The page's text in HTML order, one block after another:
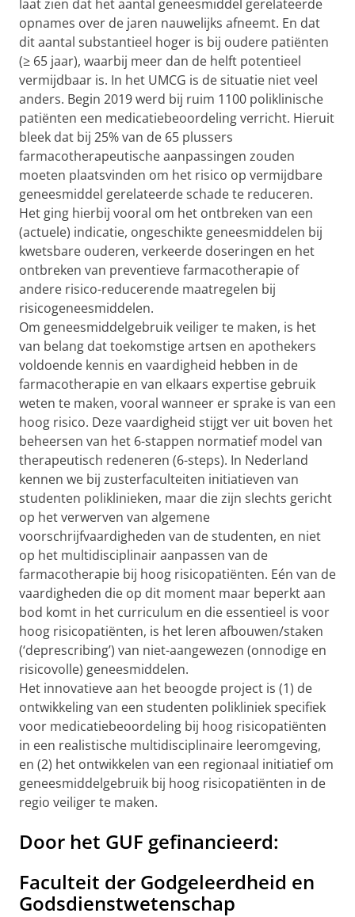
laat zien dat het aantal geneesmiddel gerelateerde
opnames over de jaren nauwelijks afneemt. En dat
dit aantal substantieel hoger is bij oudere patiënten
(≥ 65 jaar), waarbij meer dan de helft potentieel
vermijdbaar is. In het UMCG is de situatie niet veel
anders. Begin 2019 werd bij ruim 1100 poliklinische
patiënten een medicatiebeoordeling verricht. Hieruit
bleek dat bij 25% van de 65 plussers
farmacotherapeutische aanpassingen zouden
moeten plaatsvinden om het risico op vermijdbare
geneesmiddel gerelateerde schade te reduceren.
Het ging hierbij vooral om het ontbreken van een
(actuele) indicatie, ongeschikte geneesmiddelen bij
kwetsbare ouderen, verkeerde doseringen en het
ontbreken van preventieve farmacotherapie of
andere risico-reducerende maatregelen bij
risicogeneesmiddelen.
Om geneesmiddelgebruik veiliger te maken, is het
van belang dat toekomstige artsen en apothekers
voldoende kennis en vaardigheid hebben in de
farmacotherapie en van elkaars expertise gebruik
weten te maken, vooral wanneer er sprake is van een
hoog risico. Deze vaardigheid stijgt ver uit boven het
beheersen van het 6-stappen normatief model van
therapeutisch redeneren (6-steps). In Nederland
kennen we bij zusterfaculteiten initiatieven van
studenten poliklinieken, maar die zijn slechts gericht
op het verwerven van algemene
voorschrijfvaardigheden van de studenten, en niet
op het multidisciplinair aanpassen van de
farmacotherapie bij hoog risicopatiënten. Eén van de
vaardigheden die op dit moment maar beperkt aan
bod komt in het curriculum en die essentieel is voor
hoog risicopatiënten, is het leren afbouwen/staken
(‘deprescribing’) van niet-aangewezen (onnodige en
risicovolle) geneesmiddelen.
Het innovatieve aan het beoogde project is (1) de
ontwikkeling van een studenten polikliniek specifiek
voor medicatiebeoordeling bij hoog risicopatiënten
in een realistische multidisciplinaire leeromgeving,
en (2) het ontwikkelen van een regionaal initiatief om
geneesmiddelgebruik bij hoog risicopatiënten in de
regio veiliger te maken.
Door het GUF gefinancieerd:
Faculteit der Godgeleerdheid en
Godsdienstwetenschap